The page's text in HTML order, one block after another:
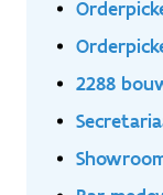
2288